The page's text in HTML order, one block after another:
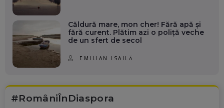
Căldură mare, mon cher! Fără apă și
fără curent. Plătim azi o poliță veche
de un sfert de secol
EMILIAN ISAILĂ
#RomâniÎnDiaspora